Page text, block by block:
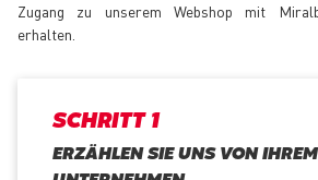
Zugang zu unserem Webshop mit
erhalten.
SCHRITT 1
ERZÄHLEN SIE UNS VON IHREM